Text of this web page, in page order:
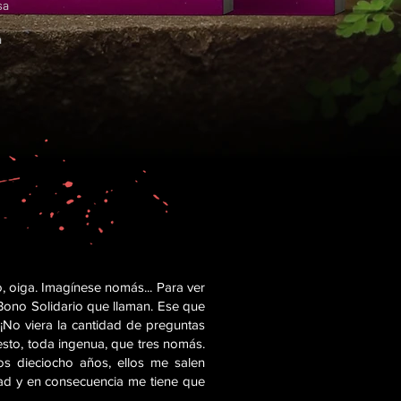
Imagínese nomás... Para ver
Solidario que llaman. Ese que
viera la cantidad de preguntas
toda ingenua, que tres nomás.
dieciocho años, ellos me salen
y en consecuencia me tiene que